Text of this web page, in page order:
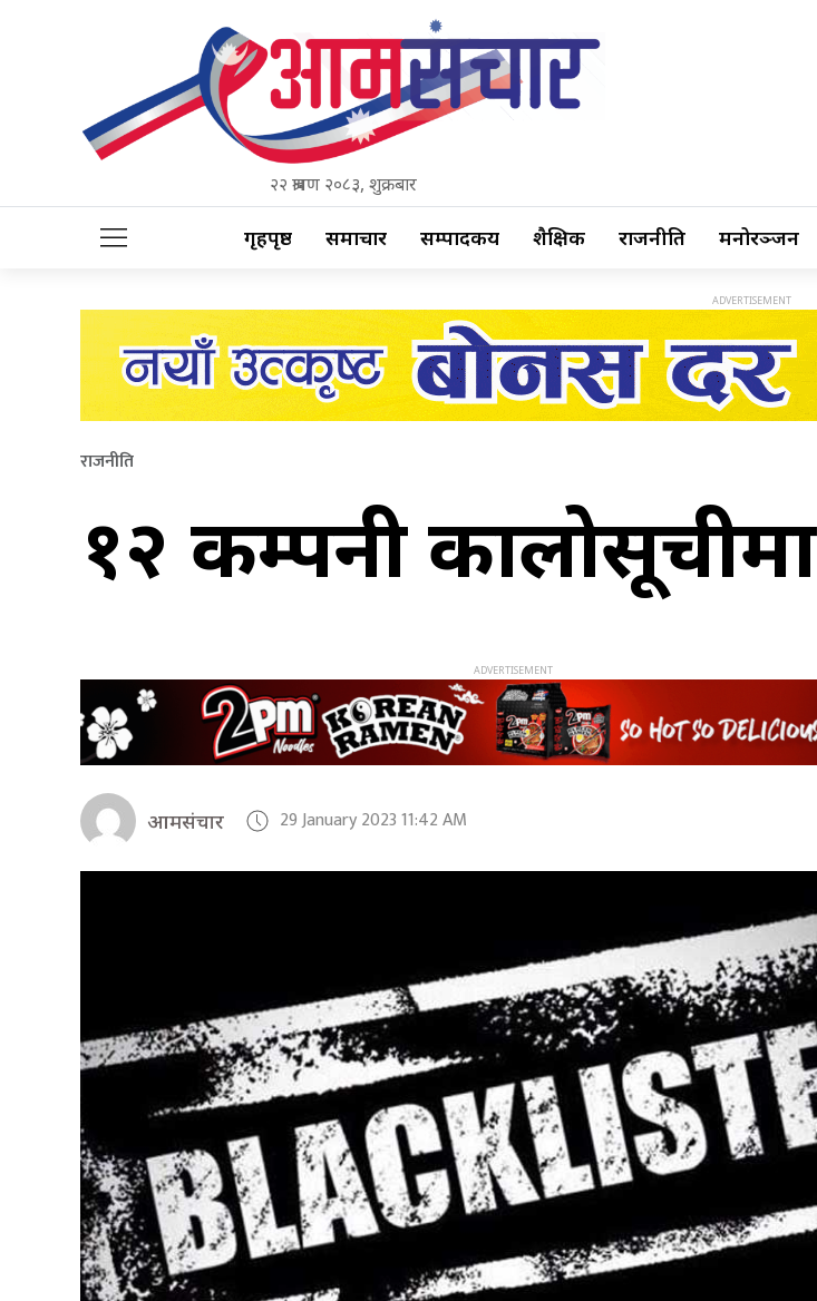
२२ श्रावण २०८३, शुक्रबार
गृहपृष्ठ समाचार सम्पादकीय शैक्षिक राजनीति मनोरञ्जन
राजनीति
१२ कम्पनी कालोसूचीमा
आमसंचार 29 January 2023 11:42 AM